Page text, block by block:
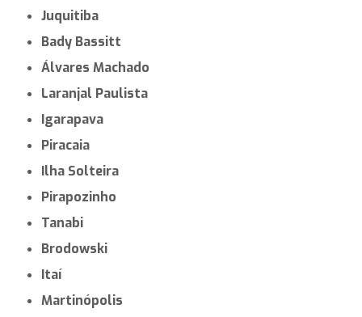
Juquitiba
Bady Bassitt
Álvares Machado
Laranjal Paulista
Igarapava
Piracaia
Ilha Solteira
Pirapozinho
Tanabi
Brodowski
Itaí
Martinópolis